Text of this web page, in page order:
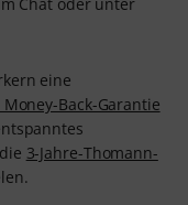
eine
Money-Back-Garantie
3-Jahre-Thomann-